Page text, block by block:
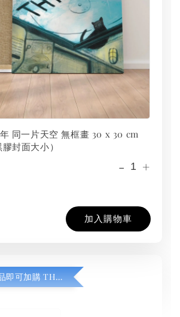
同一片天空 無框畫 30 x 30 cm
封面大小）
- +
加入購物車
凡購買任一商品即可加購 THT 九週年紀念 T-shirt